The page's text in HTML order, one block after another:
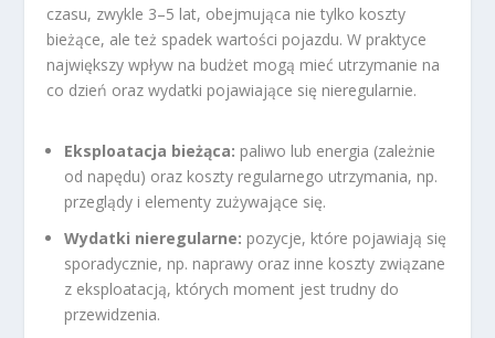
czasu, zwykle 3–5 lat, obejmująca nie tylko koszty
bieżące, ale też spadek wartości pojazdu. W praktyce
największy wpływ na budżet mogą mieć utrzymanie na
co dzień oraz wydatki pojawiające się nieregularnie.
Eksploatacja bieżąca: paliwo lub energia (zależnie
od napędu) oraz koszty regularnego utrzymania, np.
przeglądy i elementy zużywające się.
Wydatki nieregularne: pozycje, które pojawiają się
sporadycznie, np. naprawy oraz inne koszty związane
z eksploatacją, których moment jest trudny do
przewidzenia.